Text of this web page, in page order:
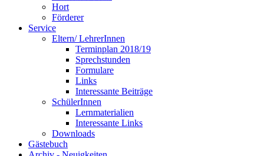
Hort
Förderer
Service
Eltern/ LehrerInnen
Terminplan 2018/19
Sprechstunden
Formulare
Links
Interessante Beiträge
SchülerInnen
Lernmaterialien
Interessante Links
Downloads
Gästebuch